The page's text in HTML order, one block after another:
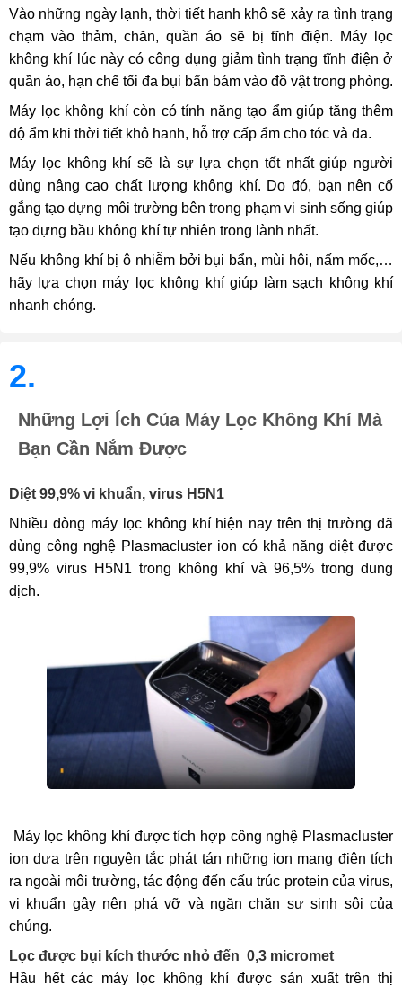
Vào những ngày lạnh, thời tiết hanh khô sẽ xảy ra tình trạng
chạm vào thảm, chăn, quần áo sẽ bị tĩnh điện. Máy lọc
không khí lúc này có công dụng giảm tình trạng tĩnh điện ở
quần áo, hạn chế tối đa bụi bẩn bám vào đồ vật trong phòng.
Máy lọc không khí còn có tính năng tạo ẩm giúp tăng thêm
độ ẩm khi thời tiết khô hanh, hỗ trợ cấp ẩm cho tóc và da.
Máy lọc không khí sẽ là sự lựa chọn tốt nhất giúp người
dùng nâng cao chất lượng không khí. Do đó, bạn nên cố
gắng tạo dựng môi trường bên trong phạm vi sinh sống giúp
tạo dựng bầu không khí tự nhiên trong lành nhất.
Nếu không khí bị ô nhiễm bởi bụi bẩn, mùi hôi, nấm mốc,…
hãy lựa chọn máy lọc không khí giúp làm sạch không khí
nhanh chóng.
2.
Những Lợi Ích Của Máy Lọc Không Khí Mà
Bạn Cần Nắm Được
Diệt 99,9% vi khuẩn, virus H5N1
Nhiều dòng máy lọc không khí hiện nay trên thị trường đã
dùng công nghệ Plasmacluster ion có khả năng diệt được
99,9% virus H5N1 trong không khí và 96,5% trong dung
dịch.
Máy lọc không khí được tích hợp công nghệ Plasmacluster
ion dựa trên nguyên tắc phát tán những ion mang điện tích
ra ngoài môi trường, tác động đến cấu trúc protein của virus,
vi khuẩn gây nên phá vỡ và ngăn chặn sự sinh sôi của
chúng.
Lọc được bụi kích thước nhỏ đến 0,3 micromet
Hầu hết các máy lọc không khí được sản xuất trên thị